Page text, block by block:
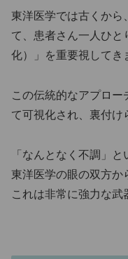
東洋医学では古くから
て、患者さん一人ひと
化）」を重要視してき
この伝統的なアプロー
て可視化され、裏付け
「なんとなく不調」
東洋医学の眼の双方か
これは非常に強力な武